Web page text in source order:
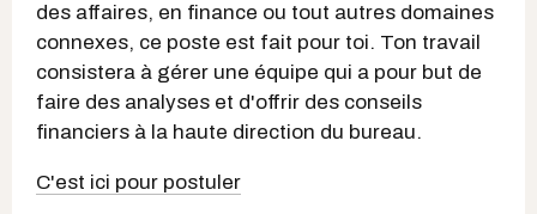
des affaires, en finance ou tout autres domaines
connexes, ce poste est fait pour toi. Ton travail
consistera à gérer une équipe qui a pour but de
faire des analyses et d'offrir des conseils
financiers à la haute direction du bureau.
C'est ici pour postuler